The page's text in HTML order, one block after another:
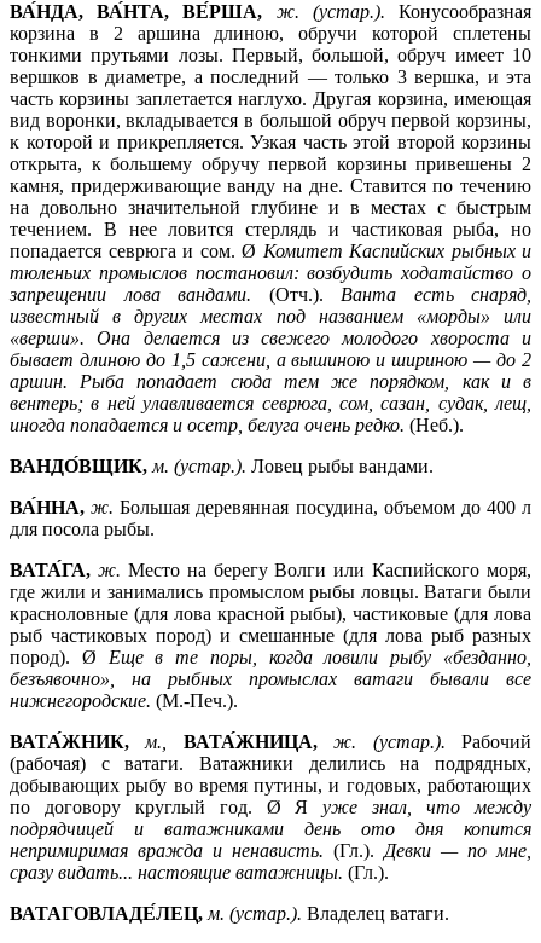
ВА́НДА, ВА́НТА, ВЕ́РША, ж. (устар.).Конусообразная
корзина в 2 аршина длиною, обручи которой сплетены
тонкими прутьями лозы. Первый, большой, обруч имеет 10
вершков в диаметре, а последний — только 3 вершка, и эта
часть корзины заплетается наглухо. Другая корзина, имеющая
вид воронки, вкладывается в большой обруч первой корзины,
к которой и прикрепляется. Узкая часть этой второй корзины
открыта, к большему обручу первой корзины привешены 2
камня, придерживающие ванду на дне. Ставится по течению
на довольно значительной глубине и в местах с быстрым
течением. В нее ловится стерлядь и частиковая рыба, но
попадается севрюга и сом. Ø Комитет Каспийских рыбных и
тюленьих промыслов постановил: возбудить ходатайство о
запрещении лова вандами. (Отч.). Ванта есть снаряд,
известный в других местах под названием «морды» или
«верши». Она делается из свежего молодого хвороста и
бывает длиною до 1,5 сажени, а вышиною и шириною — до 2
аршин. Рыба попадает сюда тем же порядком, как и в
вентерь; в ней улавливается севрюга, сом, сазан, судак, лещ,
иногда попадается и осетр, белуга очень редко. (Неб.).
ВАНДО́ВЩИК, м. (устар.). Ловец рыбы вандами.
ВА́ННА,ж.Большая деревянная посудина, объемом до 400 л
для посола рыбы.
ВАТА́ГА, ж. Место на берегу Волги или Каспийского моря,
где жили и занимались промыслом рыбы ловцы. Ватаги были
красноловные (для лова красной рыбы), частиковые (для лова
рыб частиковых пород) и смешанные (для лова рыб разных
пород). Ø Еще в те поры, когда ловили рыбу «безданно,
безъявочно», на рыбных промыслах ватаги бывали все
нижнегородские. (М.-Печ.).
ВАТА́ЖНИК, м., ВАТА́ЖНИЦА,ж. (устар.).Рабочий
(рабочая) с ватаги. Ватажники делились на подрядных,
добывающих рыбу во время путины, и годовых, работающих
по договору круглый год. Ø Яуже знал, что между
подрядчицей и ватажниками день ото дня копится
непримиримая вражда и ненависть. (Гл.). Девки — по мне,
сразу видать... настоящие ватажницы. (Гл.).
ВАТАГОВЛАДЕ́ЛЕЦ, м. (устар.). Владелец ватаги.